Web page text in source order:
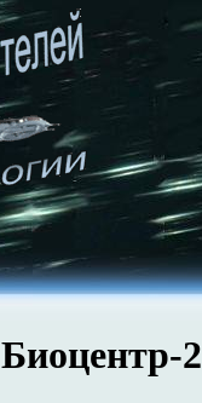
Биоцентр-2